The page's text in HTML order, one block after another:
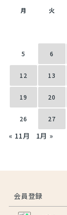
月 火
5 6
12 13
19 20
26 27
« 11月 1月 »
会員登録